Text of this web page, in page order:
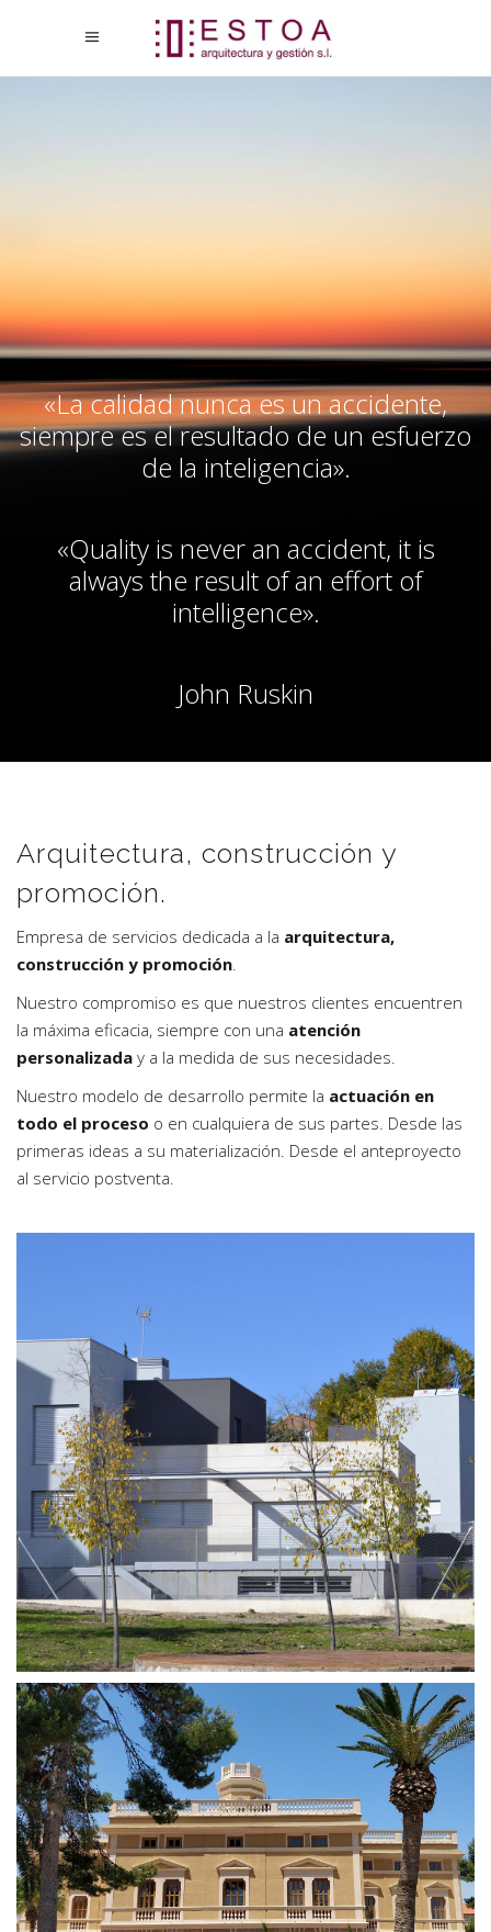
«La calidad nunca es un accidente,
siempre es el resultado de un esfuerzo
de la inteligencia».
«Quality is never an accident, it is
always the result of an effort of
intelligence».
John Ruskin
Arquitectura, construcción y
promoción.
Empresa de servicios dedicada a la arquitectura,
construcción y promoción.
Nuestro compromiso es que nuestros clientes encuentren
la máxima eficacia, siempre con una atención
personalizada y a la medida de sus necesidades.
Nuestro modelo de desarrollo permite la actuación en
todo el proceso o en cualquiera de sus partes. Desde las
primeras ideas a su materialización. Desde el anteproyecto
al servicio postventa.